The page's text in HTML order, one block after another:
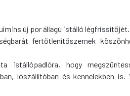
új por állagú istálló
fertőtlenítőszernek
istállópadlóra, hogy
lószállítóban és kennelekben is.